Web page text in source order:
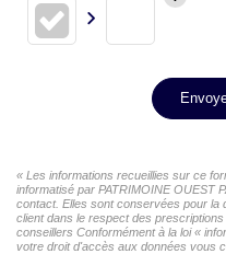
« Les informations recueillies sur ce
informatisé par PATRIMOINE OUEST
contact. Elles sont conservées pour la
client dans le respect des
conseillers Conformément à la loi «
votre droit d'accès aux données vous